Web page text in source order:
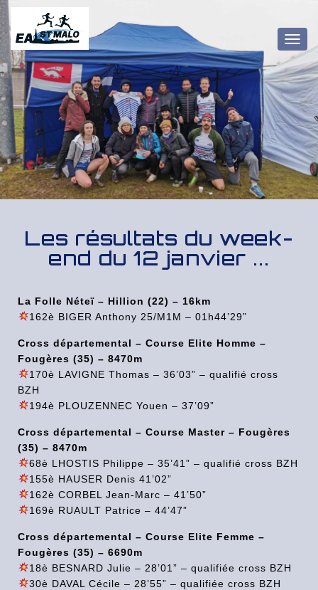
Les résultats du week-
end du 12 janvier ...
La Folle Néteï – Hillion (22) – 16km
162è BIGER Anthony 25/M1M – 01h44’29”
Cross départemental – Course Elite Homme –
Fougères (35) – 8470m
170è LAVIGNE Thomas – 36’03” – qualifié cross
BZH
194è PLOUZENNEC Youen – 37’09”
Cross départemental – Course Master – Fougères
(35) – 8470m
68è LHOSTIS Philippe – 35’41” – qualifié cross BZH
155è HAUSER Denis 41’02”
162è CORBEL Jean-Marc – 41’50”
169è RUAULT Patrice – 44’47”
Cross départemental – Course Elite Femme –
Fougères (35) – 6690m
18è BESNARD Julie – 28’01” – qualifiée cross BZH
30è DAVAL Cécile – 28’55” – qualifiée cross BZH